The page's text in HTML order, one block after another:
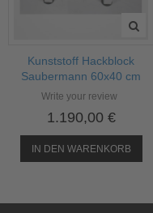
Kunststoff Hackblock
Saubermann 60x40 cm
Write your review
1.190,00 €
IN DEN WARENKORB